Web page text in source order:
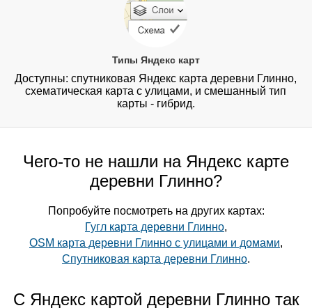
Типы Яндекс карт
Доступны: спутниковая Яндекс карта деревни Глинно,
схематическая карта с улицами, и смешанный тип
карты - гибрид.
Чего-то не нашли на Яндекс карте
деревни Глинно?
Попробуйте посмотреть на других картах:
Гугл карта деревни Глинно,
OSM карта деревни Глинно с улицами и домами,
Спутниковая карта деревни Глинно.
С Яндекс картой деревни Глинно так